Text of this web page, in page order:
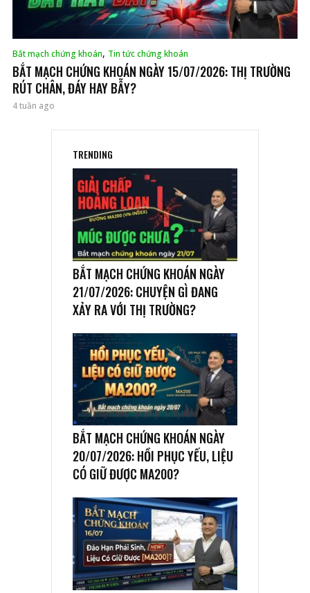
Bắt mạch chứng khoán, Tin tức chứng khoán
BẮT MẠCH CHỨNG KHOÁN NGÀY 15/07/2026: THỊ TRƯỜNG
RÚT CHÂN, ĐÁY HAY BẪY?
4 tuần ago
TRENDING
BẮT MẠCH CHỨNG KHOÁN NGÀY
21/07/2026: CHUYỆN GÌ ĐANG
XẢY RA VỚI THỊ TRƯỜNG?
BẮT MẠCH CHỨNG KHOÁN NGÀY
20/07/2026: HỒI PHỤC YẾU, LIỆU
CÓ GIỮ ĐƯỢC MA200?